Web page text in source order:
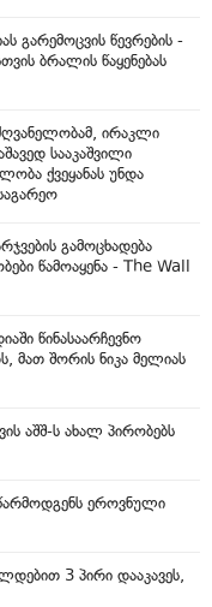
გარემოცვის წევრების -
ბრალის წაყენებას
ირაკლი
სააკაშვილი
ქვეყანას უნდა
გამოცხადება
წამოაყენა - The Wall
წინასაარჩევნო
მათ შორის ნიკა მელიას
აშშ-ს ახალ პირობებს
ეროვნული
3 პირი დააკავეს,